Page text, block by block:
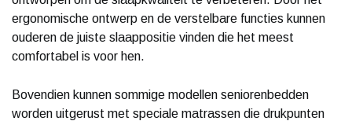
ergonomische ontwerp en de verstelbare functies kunnen
ouderen de juiste slaappositie vinden die het meest
comfortabel is voor hen.
Bovendien kunnen sommige modellen seniorenbedden
worden uitgerust met speciale matrassen die drukpunten